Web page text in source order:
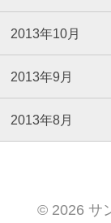
2013年10月
2013年9月
2013年8月
© 2026 サ